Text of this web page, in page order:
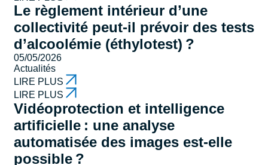
Le règlement intérieur d’une
collectivité peut-il prévoir des tests
d’alcoolémie (éthylotest) ?
05/05/2026
Actualités
LIRE PLUS
LIRE PLUS
Vidéoprotection et intelligence
artificielle : une analyse
automatisée des images est-elle
possible ?